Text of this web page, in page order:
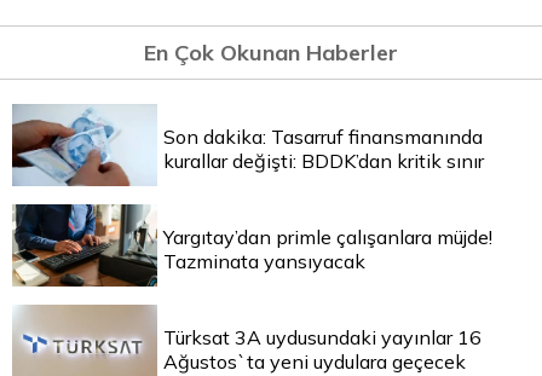
En Çok Okunan Haberler
Son dakika: Tasarruf finansmanında
kurallar değişti: BDDK’dan kritik sınır
Yargıtay’dan primle çalışanlara müjde!
Tazminata yansıyacak
Türksat 3A uydusundaki yayınlar 16
Ağustos`ta yeni uydulara geçecek